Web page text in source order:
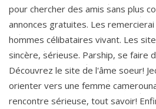
pour chercher des amis sans plus
annonces gratuites. Les
hommes célibataires vivant. Les
sincère, sérieuse. Parship, se faire
Découvrez le site de l'âme soeur!
orienter vers une femme
rencontre sérieuse, tout savoir!